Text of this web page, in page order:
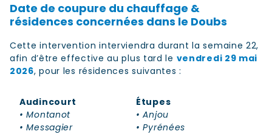
Date de coupure du chauffage &
résidences concernées dans le Doubs
Cette intervention interviendra durant la semaine 22,
afin d’être effective au plus tard le vendredi 29 mai
2026, pour les résidences suivantes :
Audincourt
• Montanot
• Messagier
Étupes
• Anjou
• Pyrénées